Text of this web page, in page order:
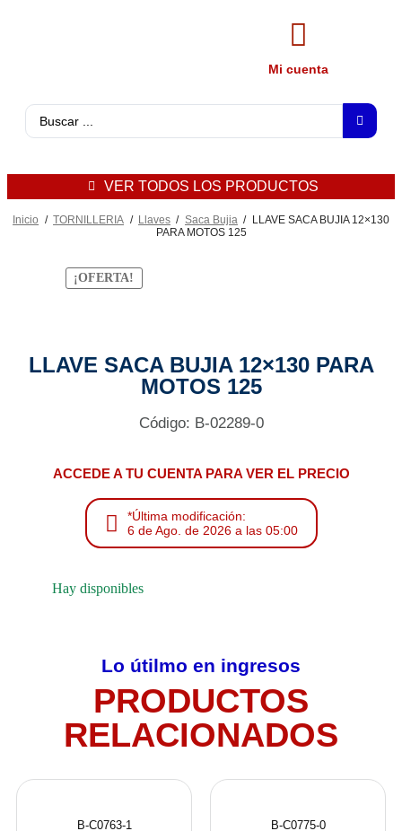
Mi cuenta
VER TODOS LOS PRODUCTOS
Inicio / TORNILLERIA / Llaves / Saca Bujia /
LLAVE SACA BUJIA 12×130
PARA MOTOS 125
¡OFERTA!
LLAVE SACA BUJIA 12×130 PARA
MOTOS 125
Código: B-02289-0
ACCEDE A TU CUENTA PARA VER EL PRECIO
*Última modificación:
6 de Ago. de 2026 a las 05:00
Hay disponibles
Lo útilmo en ingresos
PRODUCTOS
RELACIONADOS
B-C0763-1 B-C0775-0